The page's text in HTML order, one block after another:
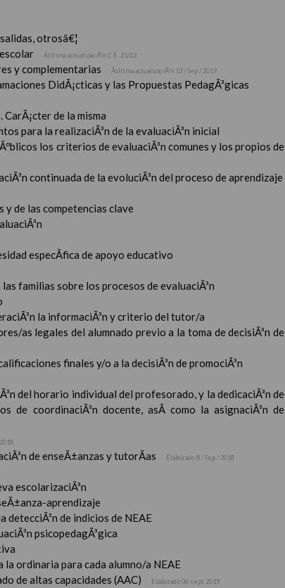
otrosâ€¦
Ãšltima actualizaciÃ³n C.E. 21/22
y complementarias Ãšltima actualizaciÃ³n 13 / Sep / 2019
DidÃ¡cticas y las Propuestas PedagÃ³gicas
de la misma
para la realizaciÃ³n de la evaluaciÃ³n inicial
los criterios de evaluaciÃ³n comunes y los propios de
continuada de la evoluciÃ³n del proceso de aprendizaje
y de las competencias clave
especÃ­fica de apoyo educativo
familias sobre los procesos de evaluaciÃ³n
la informaciÃ³n y criterio del tutor/a
as legales del alumnado previo a la toma de decisiÃ³n de
finales y/o a la decisiÃ³n de promociÃ³n
del horario individual del profesorado, y la dedicaciÃ³n de
de coordinaciÃ³n docente, asÃ­ como la asignaciÃ³n de
de enseÃ±anzas y tutorÃ­as Elaborado 8 / Sep / 2018
escolarizaciÃ³n
aprendizaje
de indicios de NEAE
psicopedagÃ³gica
ordinaria para cada alumno/a NEAE
de altas capacidades (AAC)
Elaborado 06 sept 2019